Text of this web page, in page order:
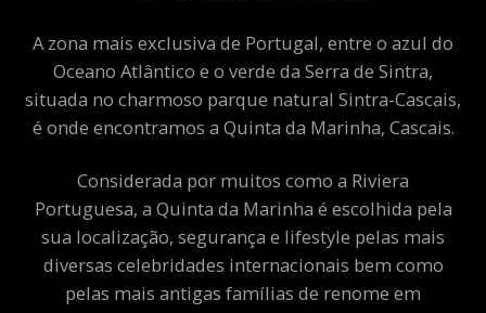
A zona mais exclusiva de Portugal, entre o azul do
Oceano Atlântico e o verde da Serra de Sintra,
situada no charmoso parque natural Sintra-Cascais,
é onde encontramos a Quinta da Marinha, Cascais.
Considerada por muitos como a Riviera
Portuguesa, a Quinta da Marinha é escolhida pela
sua localização, segurança e lifestyle pelas mais
diversas celebridades internacionais bem como
pelas mais antigas famílias de renome em